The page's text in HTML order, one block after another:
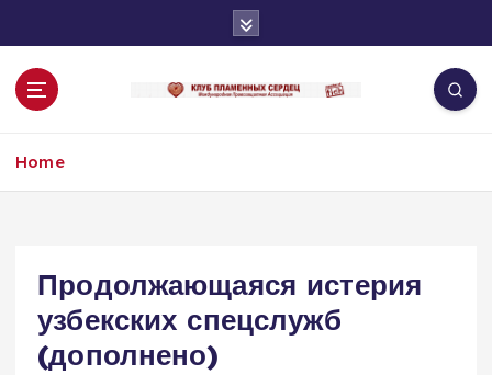
o
Home
Продолжающаяся истерия
узбекских спецслужб
(дополнено)